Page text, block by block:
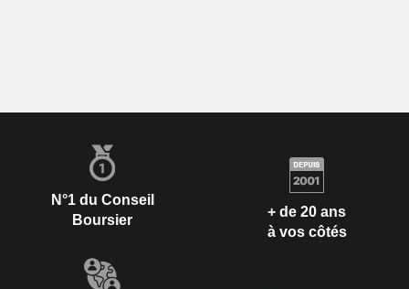
N°1 du Conseil
Boursier
+ de 20 ans
à vos côtés